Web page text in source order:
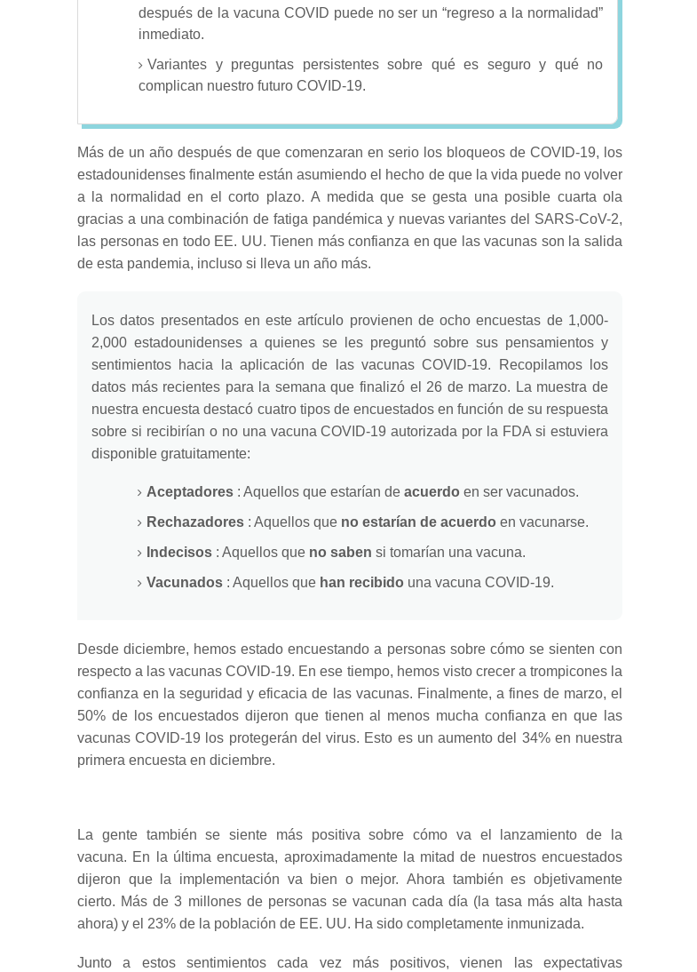
después de la vacuna COVID puede no ser un “regreso a la normalidad”
inmediato.
Variantes y preguntas persistentes sobre qué es seguro y qué no
complican nuestro futuro COVID-19.
Más de un año después de que comenzaran en serio los bloqueos de COVID-19, los
estadounidenses finalmente están asumiendo el hecho de que la vida puede no volver
a la normalidad en el corto plazo.A medida que se gesta una posible cuarta ola
gracias a una combinación de fatiga pandémica y nuevas variantes del SARS-CoV-2,
las personas en todo EE. UU. Tienen más confianza en que las vacunas son la salida
de esta pandemia, incluso si lleva un año más.
Los datos presentados en este artículo provienen de ocho encuestas de 1,000-
2,000 estadounidenses a quienes se les preguntó sobre sus pensamientos y
sentimientos hacia la aplicación de las vacunas COVID-19.
Recopilamos los
datos más recientes para la semana que finalizó el 26 de marzo. La muestra de
nuestra encuesta destacó cuatro tipos de encuestados en función de su respuesta
sobre si recibirían o no una vacuna COVID-19 autorizada por la FDA si estuviera
disponible gratuitamente:
Aceptadores : Aquellos que estarían de acuerdo en ser vacunados.
Rechazadores : Aquellos que no estarían de acuerdo en vacunarse.
Indecisos : Aquellos que no saben si tomarían una vacuna.
Vacunados : Aquellos que han recibido una vacuna COVID-19.
Desde diciembre, hemos estado encuestando a personas sobre cómo se sienten con
respecto a las vacunas COVID-19. En ese tiempo, hemos visto crecer a trompicones la
confianza en la seguridad y eficacia de las vacunas. Finalmente, a fines de marzo, el
50% de los encuestados dijeron que tienen al menos mucha confianza en que las
vacunas COVID-19 los protegerán del virus. Esto es un aumento del 34% en nuestra
primera encuesta en diciembre.
La gente también se siente más positiva sobre cómo va el lanzamiento de la
vacuna. En la última encuesta, aproximadamente la mitad de nuestros encuestados
dijeron que la implementación va bien o mejor.Ahora también es objetivamente
cierto. Más de 3 millones de personas se vacunan cada día (la tasa más alta hasta
ahora) y el 23% de la población de EE. UU. Ha sido completamente inmunizada.
Junto a estos sentimientos cada vez más positivos, vienen las expectativas